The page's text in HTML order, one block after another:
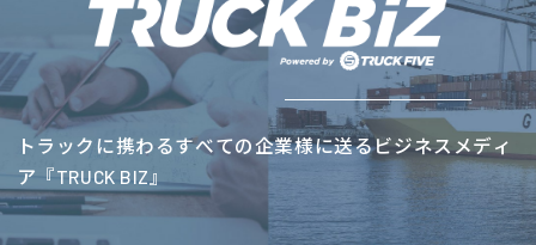
トラックに携わるすべての企業様に送るビジネスメディ
ア『TRUCK BIZ』